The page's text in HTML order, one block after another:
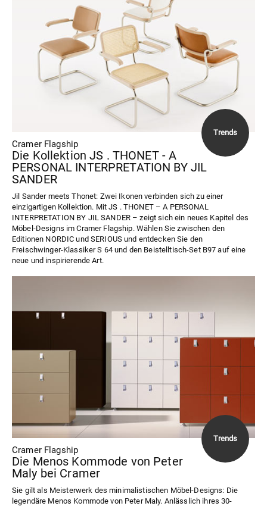
Cramer Flagship
Die Kollektion JS . THONET - A
PERSONAL INTERPRETATION BY JIL
SANDER
Jil Sander meets Thonet: Zwei Ikonen verbinden sich zu einer
einzigartigen Kollektion. Mit JS . THONET – A PERSONAL
INTERPRETATION BY JIL SANDER – zeigt sich ein neues Kapitel des
Möbel-Designs im Cramer Flagship. Wählen Sie zwischen den
Editionen NORDIC und SERIOUS und entdecken Sie den
Freischwinger-Klassiker S 64 und den Beistelltisch-Set B97 auf eine
neue und inspirierende Art.
Cramer Flagship
Die Menos Kommode von Peter
Maly bei Cramer
Sie gilt als Meisterwerk des minimalistischen Möbel-Designs: Die
legendäre Menos Kommode von Peter Maly. Anlässlich ihres 30-